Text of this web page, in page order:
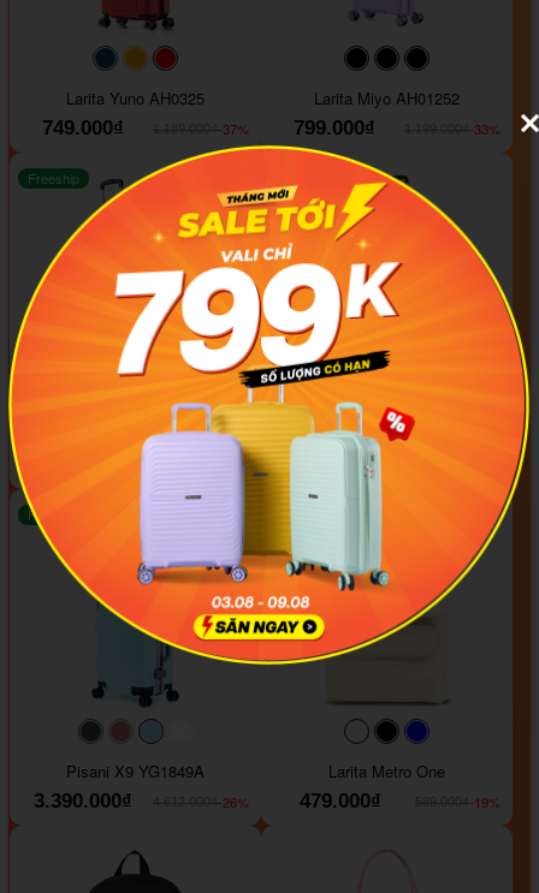
#093f69#ffa500
Larita Yuno AH0325
749.000₫
-37%
#000000#000000
Larita Miyo AH01252
799.000₫
-33%
Freeship
Combo 2 VALI Larita Sena
-60%
#000000
#000000#000000
Pisani Classic FZA01
2.199.000₫
#40454a#b76e79
#9ad8e7
Freeship
Pisani X9 YG1849A
3.390.000₫
-26%
#faf0e6#000000
Larita Metro One
479.000₫
-19%